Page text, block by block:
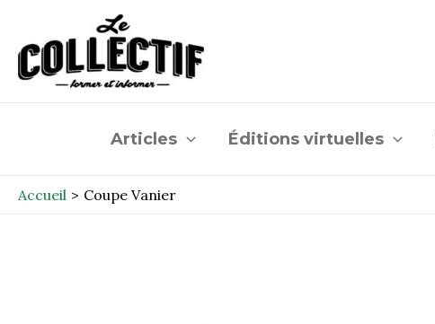
contenu
Articles Éditions virtuelles
Accueil Coupe Vanier